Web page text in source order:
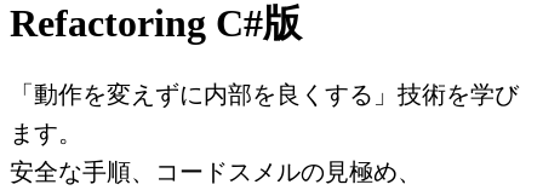
Refactoring C#版
「動作を変えずに内部を良くする」技術を学び
ます。
安全な手順、コードスメルの見極め、